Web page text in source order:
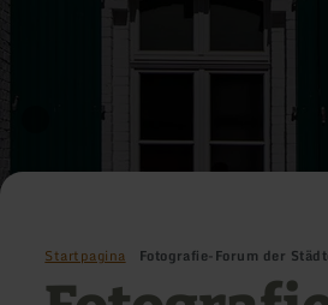
Startpagina Fotografie-Forum der